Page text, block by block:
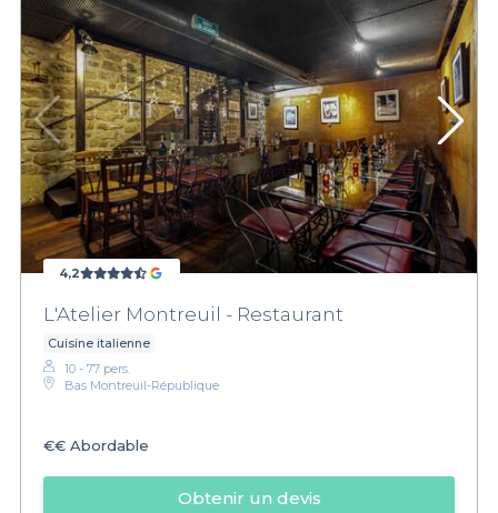
4,2
L'Atelier Montreuil - Restaurant
Cuisine italienne
10 - 77 pers.
Bas Montreuil-République
€€ Abordable
Obtenir un devis